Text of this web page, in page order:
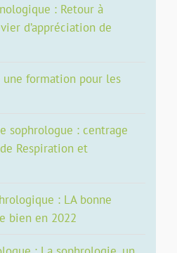
: Retour à
d’appréciation de
une formation pour les
sophrologue : centrage
Respiration et
: LA bonne
bien en 2022